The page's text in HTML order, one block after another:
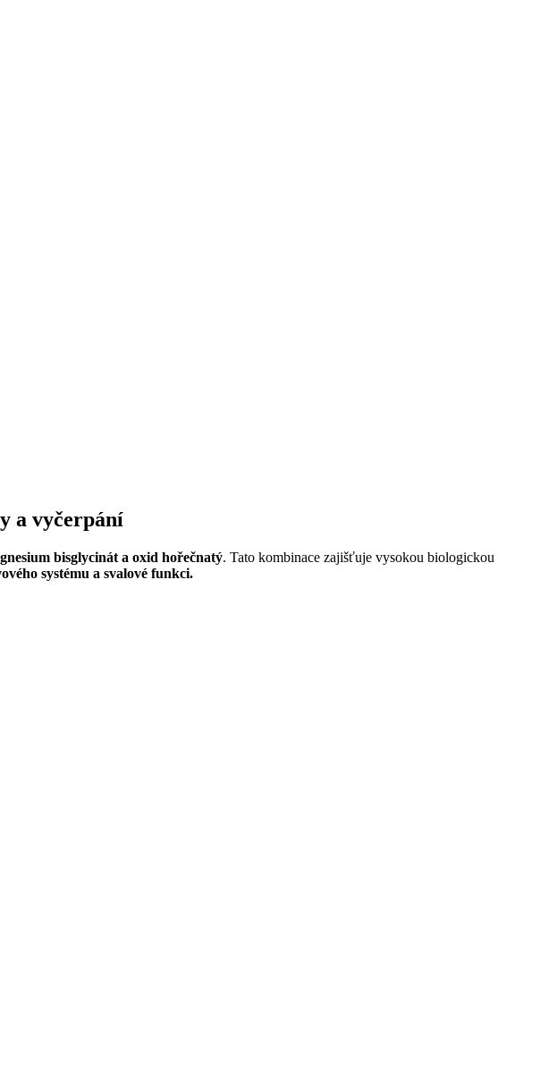
a vyčerpání
bisglycinát a oxid hořečnatý. Tato kombinace zajišťuje vysokou biologickou
systému a svalové funkci.